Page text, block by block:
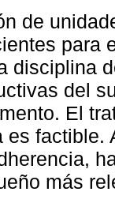
de
para
disciplina
del
El
es factible.
más